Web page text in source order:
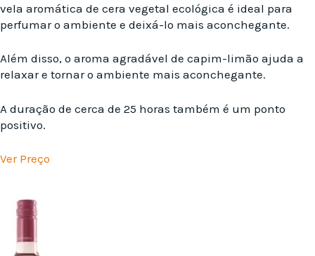
vela aromática de cera vegetal ecológica é ideal para
perfumar o ambiente e deixá-lo mais aconchegante.
Além disso, o aroma agradável de capim-limão ajuda a
relaxar e tornar o ambiente mais aconchegante.
A duração de cerca de 25 horas também é um ponto
positivo.
Ver Preço